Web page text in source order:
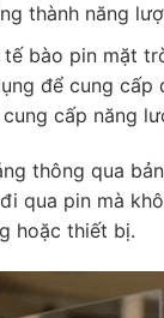
thành năng
bào pin mặt
để cung
cấp năng
thông qua
qua pin mà
hoặc thiết bị.